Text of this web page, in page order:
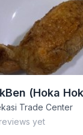
(Hoka
Trade Center
yet